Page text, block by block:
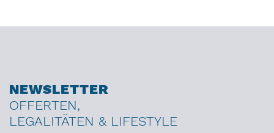
NEWSLETTER
OFFERTEN,
LEGALITÄTEN & LIFESTYLE